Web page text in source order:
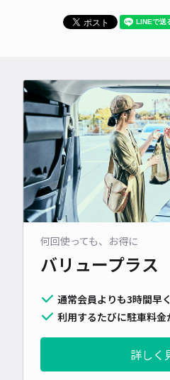
何回使っても、お得に
バリュープラス
通常会員よりも3時間早
利用するたびに駐車料
詳しく